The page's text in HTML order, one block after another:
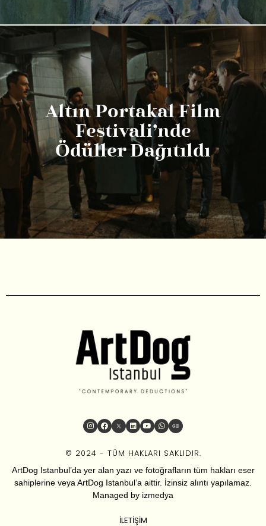
Altın Portakal Film
Festivali’nde
Ödüller Dağıtıldı
© 2024 - TÜM HAKLARI SAKLIDIR.
ArtDog Istanbul’da yer alan yazı ve fotoğrafların tüm hakları eser
sahiplerine veya ArtDog Istanbul’a aittir. İzinsiz alıntı yapılamaz.
Managed by izmedya
İLETIŞIM